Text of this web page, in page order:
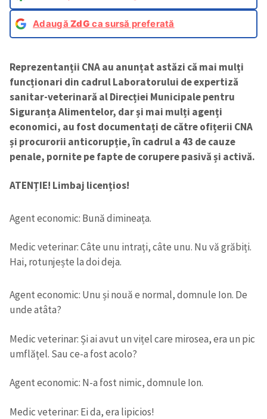
AdaugăZdG ca sursă preferată
Reprezentanții CNA au anunțat astăzi că mai mulți
funcționari din cadrul Laboratorului de expertiză
sanitar-veterinară al Direcției Municipale pentru
Siguranța Alimentelor, dar și mai mulți agenți
economici, au fost documentați de către ofițerii CNA
și procurorii anticorupție, în cadrul a 43 de cauze
penale, pornite pe fapte de corupere pasivă și activă.
ATENȚIE! Limbaj licențios!
Agent economic: Bună dimineața.
Medic veterinar: Câte unu intrați, câte unu. Nu vă grăbiți.
Hai, rotunjește la doi deja.
Agent economic: Unu și nouă e normal, domnule Ion. De
unde atâta?
Medic veterinar: Și ai avut un vițel care mirosea, era un pic
umflățel. Sau ce-a fost acolo?
Agent economic: N-a fost nimic, domnule Ion.
Medic veterinar: Ei da, era lipicios!